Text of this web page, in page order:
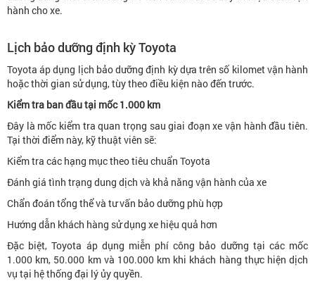
hành cho xe.
Lịch bảo dưỡng định kỳ Toyota
Toyota áp dụng lịch bảo dưỡng định kỳ dựa trên số kilomet vận hành
hoặc thời gian sử dụng, tùy theo điều kiện nào đến trước.
Kiểm tra ban đầu tại mốc 1.000 km
Đây là mốc kiểm tra quan trọng sau giai đoạn xe vận hành đầu tiên.
Tại thời điểm này, kỹ thuật viên sẽ:
Kiểm tra các hạng mục theo tiêu chuẩn Toyota
Đánh giá tình trạng dung dịch và khả năng vận hành của xe
Chẩn đoán tổng thể và tư vấn bảo dưỡng phù hợp
Hướng dẫn khách hàng sử dụng xe hiệu quả hơn
Đặc biệt, Toyota áp dụng miễn phí công bảo dưỡng tại các mốc
1.000 km, 50.000 km và 100.000 km khi khách hàng thực hiện dịch
vụ tại hệ thống đại lý ủy quyền.